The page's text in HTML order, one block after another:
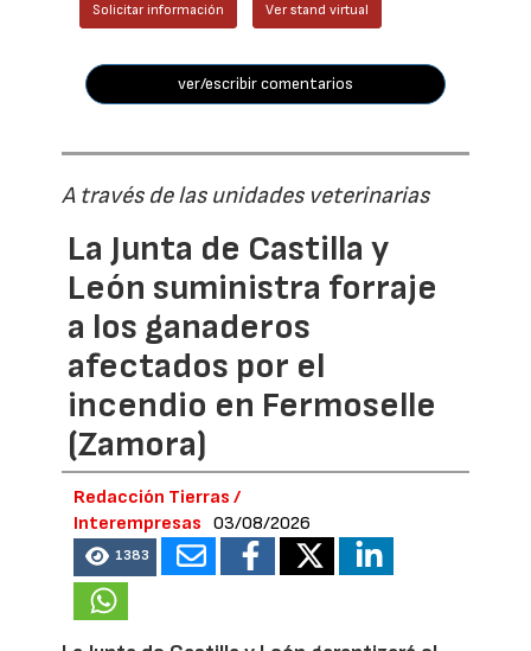
Solicitar información Ver stand virtual
ver/escribir comentarios
A través de las unidades veterinarias
La Junta de Castilla y
León suministra forraje
a los ganaderos
afectados por el
incendio en Fermoselle
(Zamora)
Redacción Tierras /
Interempresas
03/08/2026
1383